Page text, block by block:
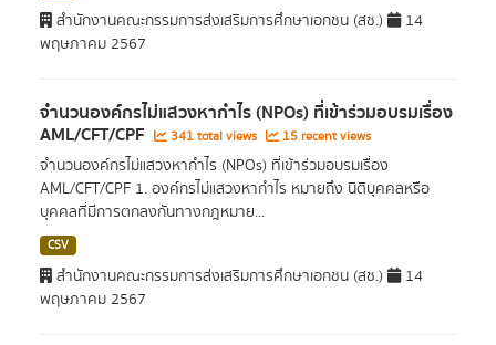
สำนักงานคณะกรรมการส่งเสริมการศึกษาเอกชน (สช.)
14
พฤษภาคม 2567
จำนวนองค์กรไม่แสวงหากำไร (NPOs) ที่เข้าร่วมอบรมเรื่อง
AML/CFT/CPF 341 total views 15 recent views
จำนวนองค์กรไม่แสวงหากำไร (NPOs) ที่เข้าร่วมอบรมเรื่อง
AML/CFT/CPF 1. องค์กรไม่แสวงหากำไร หมายถึง นิติบุคคลหรือ
บุคคลที่มีการตกลงกันทางกฎหมาย...
CSV
สำนักงานคณะกรรมการส่งเสริมการศึกษาเอกชน (สช.)
14
พฤษภาคม 2567